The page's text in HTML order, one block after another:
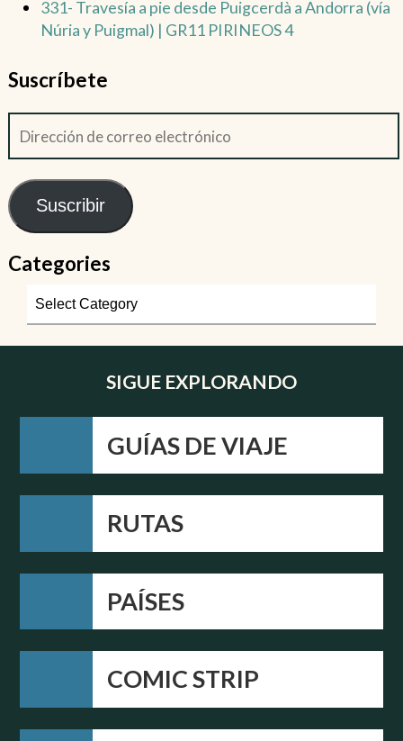
331- Travesía a pie desde Puigcerdà a Andorra (vía
Núria y Puigmal) | GR11 PIRINEOS 4
Suscríbete
Suscribir
Categories
SIGUE EXPLORANDO
GUÍAS DE VIAJE
RUTAS
PAÍSES
COMIC STRIP